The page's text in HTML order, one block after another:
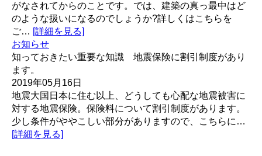
がなされてからのことです。では、建築の真っ最中はど
のような扱いになるのでしょうか?詳しくはこちらを
ご… [詳細を見る]
お知らせ
知っておきたい重要な知識 地震保険に割引制度があり
ます。
2019年05月16日
地震大国日本に住む以上、どうしても心配な地震被害に
対する地震保険。保険料について割引制度があります。
少し条件がややこしい部分がありますので、こちらに…
[詳細を見る]